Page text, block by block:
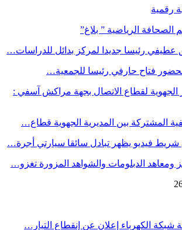
رقمية
الصحافة الرياضية ” بلاغ”
عطيفي رئيسا جديدا لمركز بدائل للدراسات…
فتاح حارفي رئيسا للجمعية…
الجهوية لقطاع الاتصال بجهة مراكش آسفي :
المشتركة بين المديرية الجهوية قطاع…
فيديو يظهر تبادل سائقا سيارتي أجرة…
ومعاهد الدبلومات والشواهد المزورة تغزو…
الكهرباء إعلان عن إنقطاع التيار…